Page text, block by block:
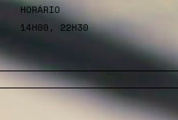
HORÁRIO
14H00, 22H30